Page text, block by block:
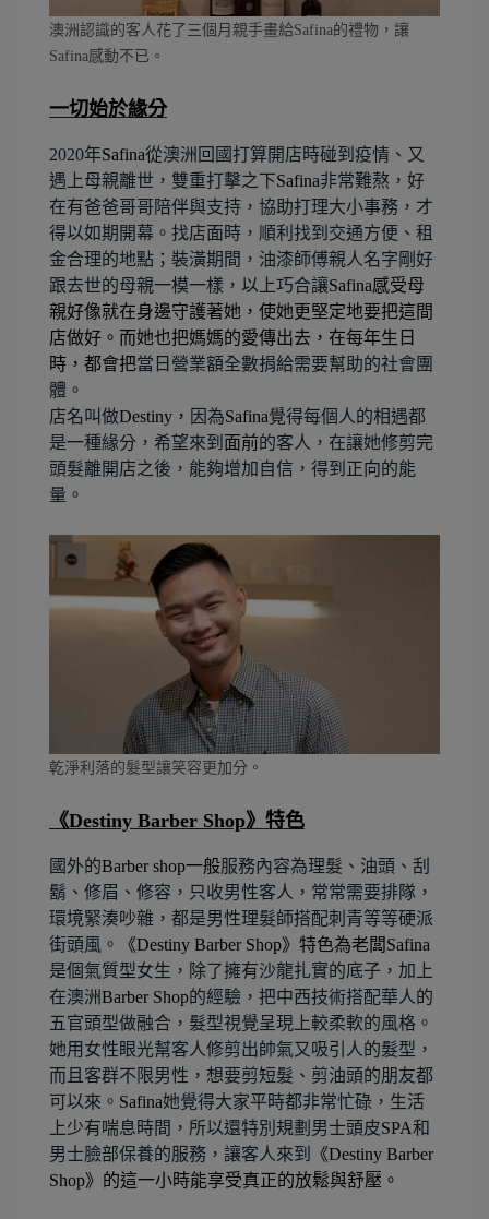
澳洲認識的客人花了三個月親手畫給Safina的禮物，讓
Safina感動不已。
一切始於緣分
2020年Safina從澳洲回國打算開店時碰到疫情、又
遇上母親離世，雙重打擊之下Safina非常難熬，好
在有爸爸哥哥陪伴與支持，協助打理大小事務，才
得以如期開幕。找店面時，順利找到交通方便、租
金合理的地點；裝潢期間，油漆師傅親人名字剛好
跟去世的母親一模一樣，以上巧合讓Safina感受母
親好像就在身邊守護著她，使她更堅定地要把這間
店做好。而她也把媽媽的愛傳出去，在每年生日
時，都會把當日營業額全數捐給需要幫助的社會團
體。
店名叫做Destiny ， 因為Safina覺得每個人的相遇都
是一種緣分，希望來到 面前的客人，在讓她修剪完
頭髮離開店之後，能夠增加自信，得到正向的能
量。
乾淨利落的髮型讓笑容更加分。
《Destiny Barber Shop》 特色
國外的Barber shop一般服務內容為理髮、油頭、刮
鬍、修眉、修容，只收男性客人，常常需要排隊，
環境緊湊吵雜，都是男性理髮師搭配刺青等等硬派
街頭風。
《Destiny Barber Shop》特色為老闆Safina
是個氣質型女生，除了擁有沙龍扎實的底子，加上
在澳洲Barber Shop的經驗，把中西技術搭配華人的
五官頭型做融合，髮型視覺呈現上較柔軟的風格。
她用女性眼光幫客人修剪出帥氣又吸引人的髮型，
而且客群不限男性，想要剪短髮、剪油頭的朋友都
可以來。 Safina她覺得大家平時都非常忙碌，生活
上少有喘息時間，所以還特別規劃男士頭皮SPA和
男士臉部保養的服務，讓客人來到
《Destiny Barber
Shop》的這一小時能享受真正的放鬆與舒壓。